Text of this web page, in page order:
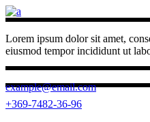
Lorem ipsum dolor sit amet,
eiusmod tempor incididunt ut
example@email.com
+369-7482-36-96